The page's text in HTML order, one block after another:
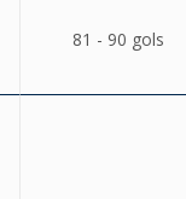
81 - 90 gols